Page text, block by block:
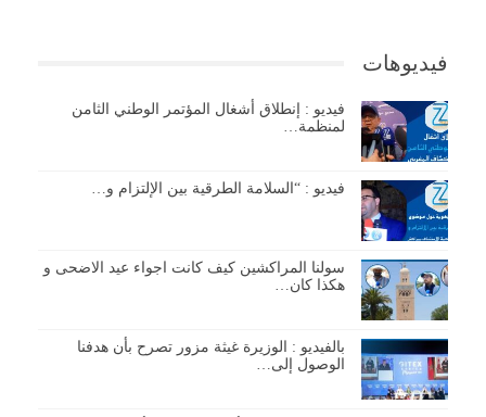
فيديوهات
فيديو : إنطلاق أشغال المؤتمر الوطني الثامن
لمنظمة…
فيديو : “السلامة الطرقية بين الإلتزام و…
سولنا المراكشين كيف كانت اجواء عيد الاضحى و
هكذا كان…
بالفيديو : الوزيرة غيثة مزور تصرح بأن هدفنا
الوصول إلى…